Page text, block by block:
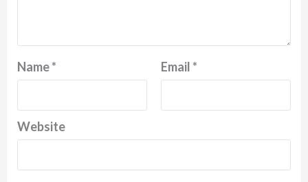
Name* Email*
Website